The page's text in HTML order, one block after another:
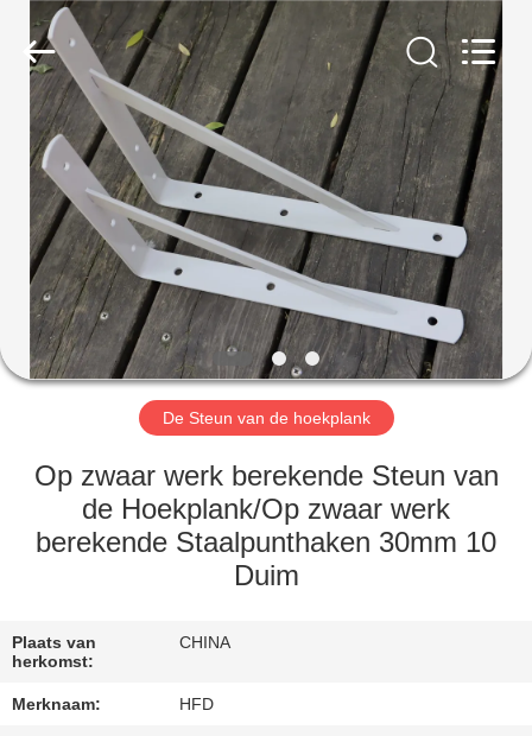
HUIS
PRODUCTEN
VIDEO'S
ONGEVEER
ONS
FABRIEKSREIS
KWALITEITSCONTROLE
ONS
PingHu
HongFengDa
Hardware
Factory.
Reserved.
De Steun van de hoekplank
Op zwaar werk berekende Steun van
de Hoekplank/Op zwaar werk
berekende Staalpunthaken 30mm 10
Duim
Plaats van
herkomst:
CHINA
Merknaam: HFD